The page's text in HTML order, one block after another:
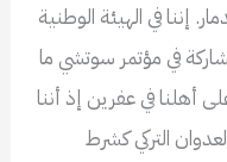
إننا في الهيئة الوطنية
في مؤتمر سوتشي ما
أهلنا في عفرين إذ أننا
التركي كشرط